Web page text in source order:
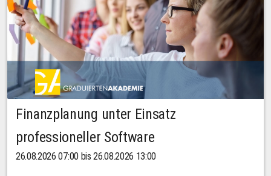
Finanzplanung unter Einsatz
professioneller Software
26.08.2026 07:00 bis 26.08.2026 13:00